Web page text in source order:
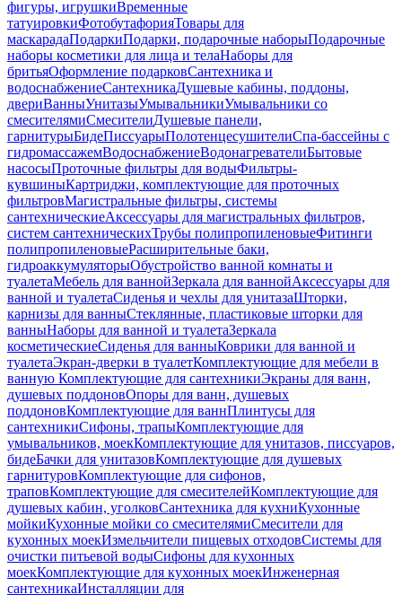
фигуры, игрушкиВременные
татуировкиФотобутафорияТовары для
маскарадаПодаркиПодарки, подарочные наборыПодарочные
наборы косметики для лица и телаНаборы для
бритьяОформление подарковСантехника и
водоснабжениеСантехникаДушевые кабины, поддоны,
двериВанныУнитазыУмывальникиУмывальники со
смесителямиСмесителиДушевые панели,
гарнитурыБидеПиссуарыПолотенцесушителиСпа-бассейны с
гидромассажемВодоснабжениеВодонагревателиБытовые
насосыПроточные фильтры для водыФильтры-
кувшиныКартриджи, комплектующие для проточных
фильтровМагистральные фильтры, системы
сантехническиеАксессуары для магистральных фильтров,
систем сантехническихТрубы полипропиленовыеФитинги
полипропиленовыеРасширительные баки,
гидроаккумуляторыОбустройство ванной комнаты и
туалетаМебель для ваннойЗеркала для ваннойАксессуары для
ванной и туалетаСиденья и чехлы для унитазаШторки,
карнизы для ванныСтеклянные, пластиковые шторки для
ванныНаборы для ванной и туалетаЗеркала
косметическиеСиденья для ванныКоврики для ванной и
туалетаЭкран-дверки в туалетКомплектующие для мебели в
ванную Комплектующие для сантехникиЭкраны для ванн,
душевых поддоновОпоры для ванн, душевых
поддоновКомплектующие для ваннПлинтусы для
сантехникиСифоны, трапыКомплектующие для
умывальников, моекКомплектующие для унитазов, писсуаров,
бидеБачки для унитазовКомплектующие для душевых
гарнитуровКомплектующие для сифонов,
траповКомплектующие для смесителейКомплектующие для
душевых кабин, уголковСантехника для кухниКухонные
мойкиКухонные мойки со смесителямиСмесители для
кухонных моекИзмельчители пищевых отходовСистемы для
очистки питьевой водыСифоны для кухонных
моекКомплектующие для кухонных моекИнженерная
сантехникаИнсталляции для